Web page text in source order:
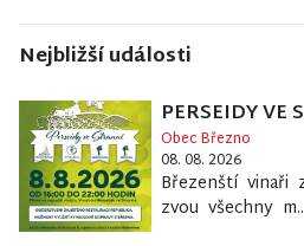
Nejbližší události
PERSEIDY VE
Obec Březno
08. 08. 2026
Březenští vinaři
zvou všechny